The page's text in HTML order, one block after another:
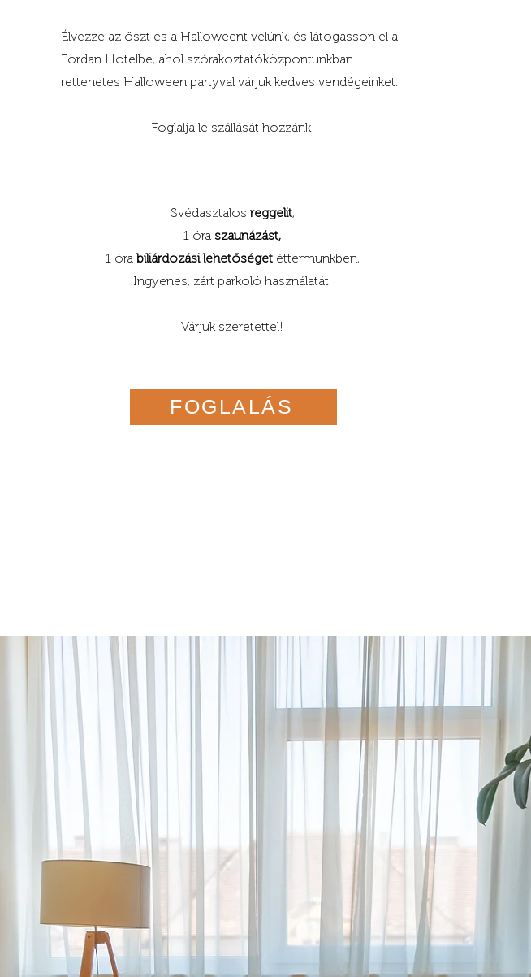
Élvezze az őszt és a Halloweent velünk, és látogasson el a
Fordan Hotelbe, ahol szórakoztatóközpontunkban
rettenetes Halloween partyval várjuk kedves vendégeinket.
Foglalja le szállását hozzánk
Svédasztalos reggelit,
1 óra szaunázást,
1 óra biliárdozási lehetőségetéttermünkben,
Ingyenes, zárt parkoló használatát.
Várjuk szeretettel!
FOGLALÁS